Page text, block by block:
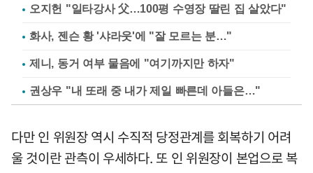
오지헌 "일타강사 父…100평 수영장 딸린 집 살았다"
화사, 젠슨 황 '샤라웃'에 "잘 모르는 분…"
제니, 동거 여부 물음에 "여기까지만 하자"
권상우 "내 또래 중 내가 제일 빠른데 아들은…"
다만 인 위원장 역시 수직적 당정관계를 회복하기 어려
울 것이란 관측이 우세하다. 또 인 위원장이 본업으로 복